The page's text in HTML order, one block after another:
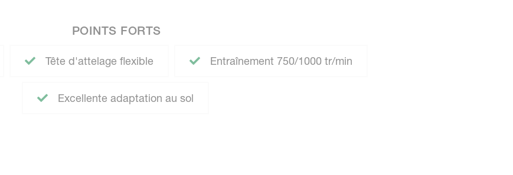
POINTS FORTS
Tête d'attelage flexible Entraînement 750/1000 tr/min
Excellente adaptation au sol